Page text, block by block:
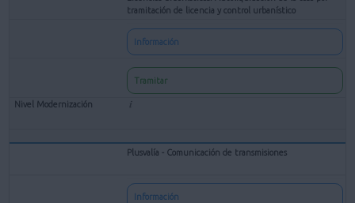
tramitación de licencia y control urbanístico
Información
Tramitar
Plusvalía - Comunicación de transmisiones
Información